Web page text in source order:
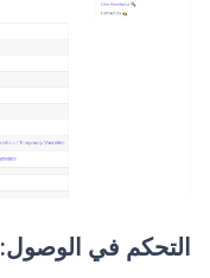
التحكم في الوصول: